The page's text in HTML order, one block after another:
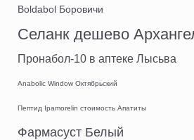
Boldabol Боровичи
Селанк дешево
Пронабол-10 в аптеке Лысьва
Anabolic Window Октябрьский
Пептид Ipamorelin стоимость Апатиты
Фармасуст Белый